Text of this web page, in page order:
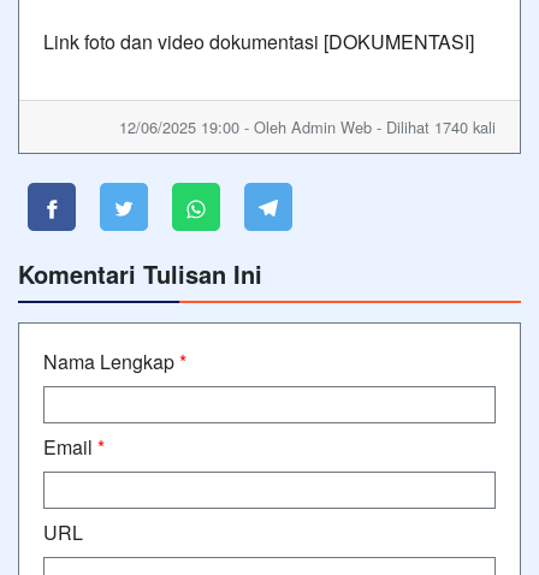
Link foto dan video dokumentasi [DOKUMENTASI]
12/06/2025 19:00 - Oleh Admin Web - Dilihat 1740 kali
Komentari Tulisan Ini
Nama Lengkap*
Email *
URL